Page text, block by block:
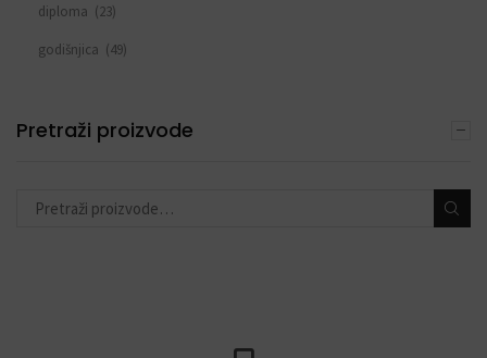
diploma (23)
godišnjica (49)
DEKORACIJE S BALONIMA
DODACI ZA PROSLAVE
Pretraži proizvode